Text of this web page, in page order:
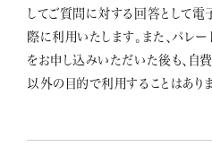
してご質問に対する回答として
際に利用いたします。また、パレ
をお申し込みいただいた後も、自
以外の目的で利用することはあり